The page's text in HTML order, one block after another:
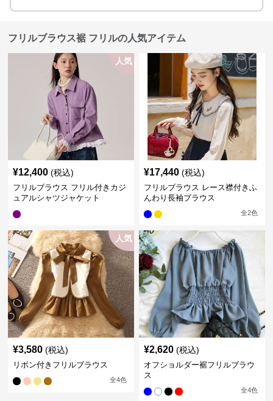
フリルブラウス裾 フリルの人気アイテム
人気
¥12,400 (税込)
フリルブラウス フリル付きカジ
ュアルシャツジャケット
¥17,440 (税込)
フリルブラウス レース襟付きふ
んわり長袖ブラウス
全2色
人気
¥3,580 (税込)
リボン付きフリルブラウス
全4色
¥2,620 (税込)
オフショルダー裾フリルブラウ
ス
全4色